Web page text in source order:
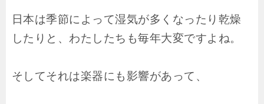
日本は季節によって湿気が多くなったり乾燥
したりと、わたしたちも毎年大変ですよね。
そしてそれは楽器にも影響があって、